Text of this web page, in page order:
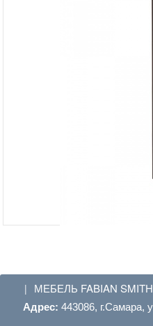
| МЕБЕЛЬ FABIAN SMITH
Адрес: 443086, г.Самара,